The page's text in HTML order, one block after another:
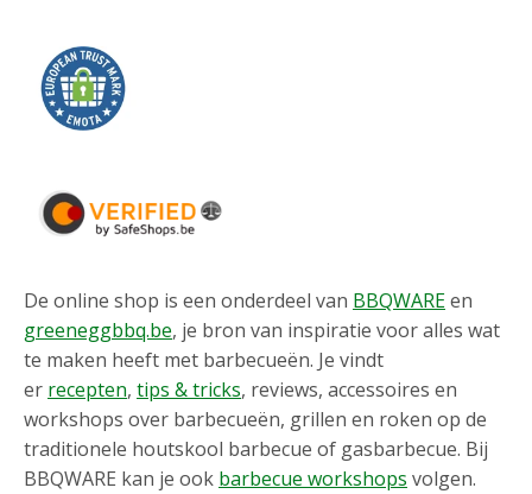
De online shop is een onderdeel van BBQWAREen
greeneggbbq.be, je bron van inspiratie voor alles wat
te maken heeft met barbecueën. Je vindt
er recepten, tips & tricks, reviews, accessoires en
workshops over barbecueën, grillen en roken op de
traditionele houtskool barbecue of gasbarbecue. Bij
BBQWARE kan je ook barbecue workshops volgen.